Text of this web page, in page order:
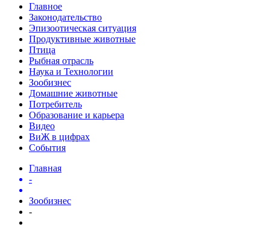
Главное
Законодательство
Эпизоотическая ситуация
Продуктивные животные
Птица
Рыбная отрасль
Наука и Технологии
Зообизнес
Домашние животные
Потребитель
Образование и карьера
Видео
ВиЖ в цифрах
События
Главная
-
Зообизнес
-